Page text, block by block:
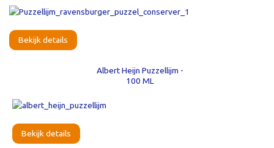
Bekijk details
Albert Heijn Puzzellijm -
100 ML
Bekijk details